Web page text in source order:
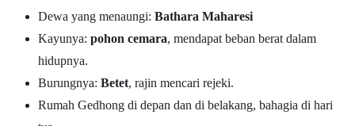
Dewa yang menaungi: Bathara Maharesi
Kayunya: pohon cemara, mendapat beban berat dalam
hidupnya.
Burungnya: Betet, rajin mencari rejeki.
Rumah Gedhong di depan dan di belakang, bahagia di hari